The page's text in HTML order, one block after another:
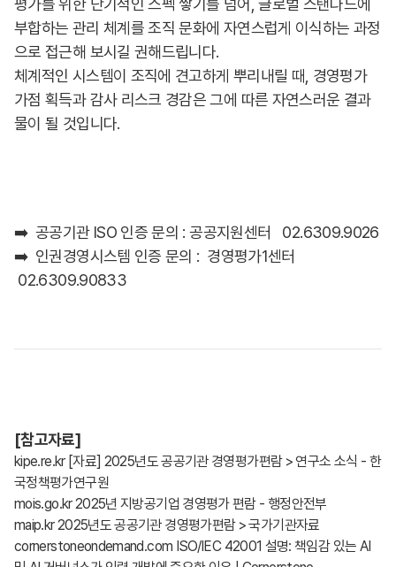
평가를 위한 단기적인 스펙 쌓기를 넘어, 글로벌 스탠다드에
부합하는 관리 체계를 조직 문화에 자연스럽게 이식하는 과정
으로 접근해 보시길 권해드립니다.
체계적인 시스템이 조직에 견고하게 뿌리내릴 때, 경영평가
가점 획득과 감사 리스크 경감은 그에 따른 자연스러운 결과
물이 될 것입니다.
➡️ 공공기관 ISO 인증 문의 : 공공지원센터 02.6309.9026
➡️ 인권경영시스템 인증 문의 : 경영평가1센터
02.6309.90833
[참고자료]
kipe.re.kr [자료] 2025년도 공공기관 경영평가편람 > 연구소 소식 - 한
국정책평가연구원
mois.go.kr 2025년 지방공기업 경영평가 편람 - 행정안전부
maip.kr 2025년도 공공기관 경영평가편람 > 국가기관자료
cornerstoneondemand.com ISO/IEC 42001 설명: 책임감 있는 AI